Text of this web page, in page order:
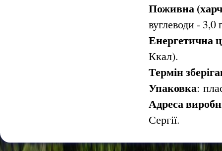
Поживна
вуглеводи - 3,0
Енергетична
Ккал).
Термін
Упаковка:
Адреса
Сергії.